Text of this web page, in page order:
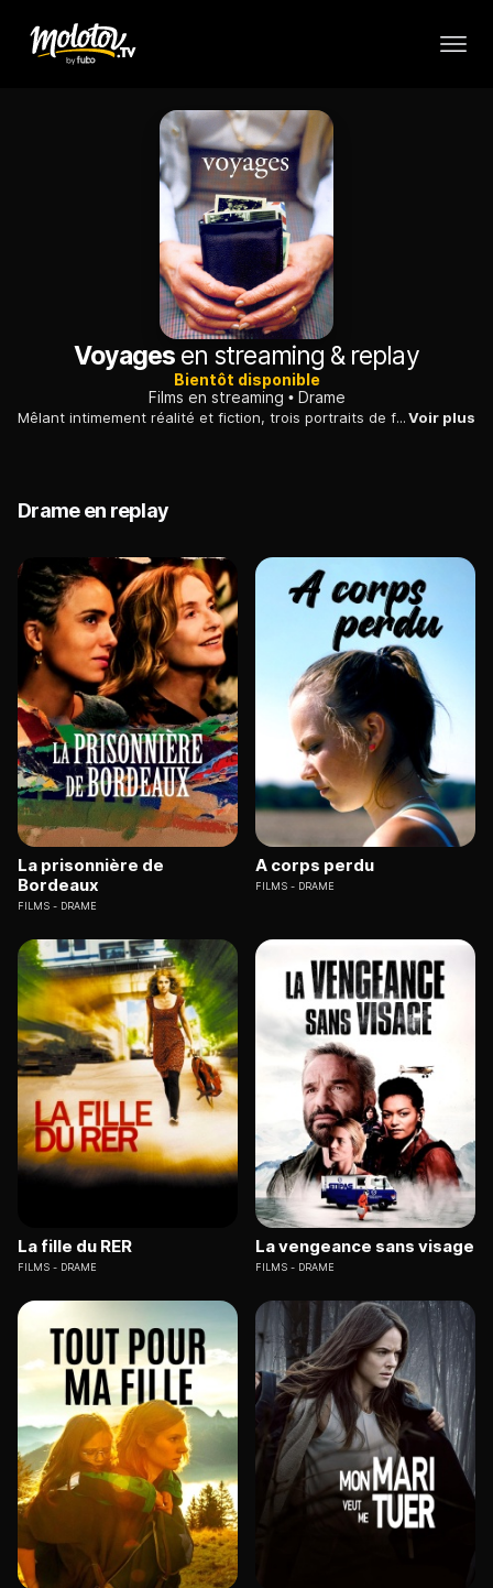
Voyagesen streaming & replay
Bientôt disponible
Films en streaming
Drame
Mêlant intimement réalité et fiction, trois portraits de femmes juives pour dire l'impossible deuil de celles et ceux qui ont pu échapper au nazisme.Voir plus
Drame en replay
La prisonnière de
Bordeaux
FILMS DRAME
A corps perdu
FILMS DRAME
La fille du RER
FILMS DRAME
La vengeance sans visage
FILMS DRAME